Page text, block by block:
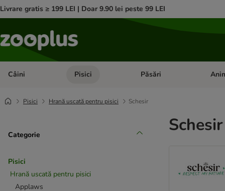
Livrare gratis ≥ 199 LEI | Doar 9.90 lei peste 99 LEI
Câini Deschideți meniul cu categorii: Câini
Pisici Deschideți meniul cu
Păsări
Pisici Hrană uscată pentru pisici Schesir
Categorie
Pisici
Hrană uscată pentru pisici
Applaws